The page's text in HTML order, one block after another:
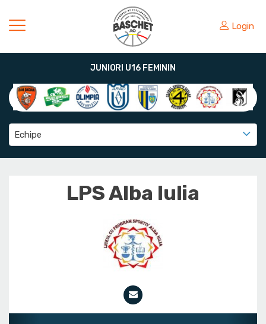
Login
JUNIORI U16 FEMININ
Echipe
LPS Alba Iulia